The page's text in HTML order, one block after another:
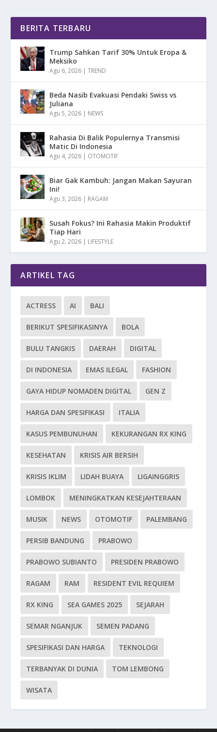
BERITA TERBARU
Trump Sahkan Tarif 30% Untuk Eropa &
Meksiko
Agu 6, 2026 |TREND
Beda Nasib Evakuasi Pendaki Swiss vs
Juliana
Agu 5, 2026 | NEWS
Rahasia Di Balik Populernya Transmisi
Matic Di Indonesia
Agu 4, 2026 | OTOMOTIF
Biar Gak Kambuh: Jangan Makan Sayuran
Ini!
Agu 3, 2026 | RAGAM
Susah Fokus? Ini Rahasia Makin Produktif
Tiap Hari
Agu 2, 2026 | LIFESTYLE
ARTIKEL TAG
ACTRESS AI BALI
BERIKUT SPESIFIKASINYA BOLA
BULU TANGKIS DAERAH DIGITAL
DI INDONESIA EMAS ILEGAL FASHION
GAYA HIDUP NOMADEN DIGITAL GEN Z
HARGA DAN SPESIFIKASI ITALIA
KASUS PEMBUNUHAN KEKURANGAN RX KING
KESEHATAN KRISIS AIR BERSIH
KRISIS IKLIM LIDAH BUAYA LIGAINGGRIS
LOMBOK MENINGKATKAN KESEJAHTERAAN
MUSIK NEWS OTOMOTIF PALEMBANG
PERSIB BANDUNG PRABOWO
PRABOWO SUBIANTO PRESIDEN PRABOWO
RAGAM RAM RESIDENT EVIL REQUIEM
RX KING SEA GAMES 2025 SEJARAH
SEMAR NGANJUK SEMEN PADANG
SPESIFIKASI DAN HARGA TEKNOLOGI
TERBANYAK DI DUNIA TOM LEMBONG
WISATA